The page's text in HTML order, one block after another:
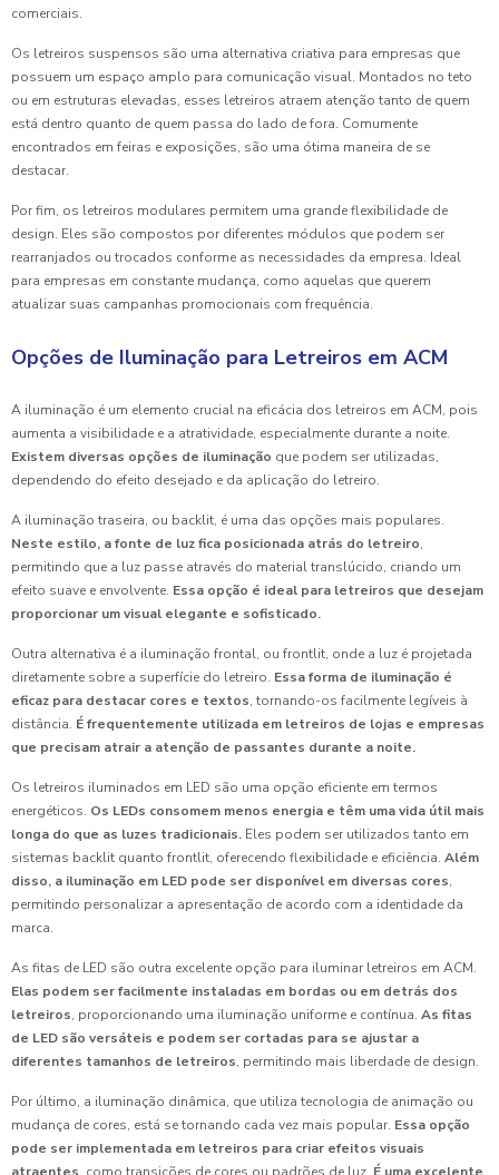
comerciais.
Os letreiros suspensos são uma alternativa criativa para empresas que
possuem um espaço amplo para comunicação visual. Montados no teto
ou em estruturas elevadas, esses letreiros atraem atenção tanto de quem
está dentro quanto de quem passa do lado de fora. Comumente
encontrados em feiras e exposições, são uma ótima maneira de se
destacar.
Por fim, os letreiros modulares permitem uma grande flexibilidade de
design. Eles são compostos por diferentes módulos que podem ser
rearranjados ou trocados conforme as necessidades da empresa. Ideal
para empresas em constante mudança, como aquelas que querem
atualizar suas campanhas promocionais com frequência.
Opções de Iluminação para Letreiros em ACM
A iluminação é um elemento crucial na eficácia dos letreiros em ACM, pois
aumenta a visibilidade e a atratividade, especialmente durante a noite.
Existem diversas opções de iluminação que podem ser utilizadas,
dependendo do efeito desejado e da aplicação do letreiro.
A iluminação traseira, ou backlit, é uma das opções mais populares.
Neste estilo, a fonte de luz fica posicionada atrás do letreiro,
permitindo que a luz passe através do material translúcido, criando um
efeito suave e envolvente. Essa opção é ideal para letreiros que desejam
proporcionar um visual elegante e sofisticado.
Outra alternativa é a iluminação frontal, ou frontlit, onde a luz é projetada
diretamente sobre a superfície do letreiro. Essa forma de iluminação é
eficaz para destacar cores e textos, tornando-os facilmente legíveis à
distância. É frequentemente utilizada em letreiros de lojas e empresas
que precisam atrair a atenção de passantes durante a noite.
Os letreiros iluminados em LED são uma opção eficiente em termos
energéticos. Os LEDs consomem menos energia e têm uma vida útil mais
longa do que as luzes tradicionais. Eles podem ser utilizados tanto em
sistemas backlit quanto frontlit, oferecendo flexibilidade e eficiência. Além
disso, a iluminação em LED pode ser disponível em diversas cores,
permitindo personalizar a apresentação de acordo com a identidade da
marca.
As fitas de LED são outra excelente opção para iluminar letreiros em ACM.
Elas podem ser facilmente instaladas em bordas ou em detrás dos
letreiros, proporcionando uma iluminação uniforme e contínua. As fitas
de LED são versáteis e podem ser cortadas para se ajustar a
diferentes tamanhos de letreiros, permitindo mais liberdade de design.
Por último, a iluminação dinâmica, que utiliza tecnologia de animação ou
mudança de cores, está se tornando cada vez mais popular. Essa opção
pode ser implementada em letreiros para criar efeitos visuais